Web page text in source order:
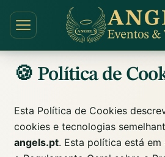
🍪 Política de
Esta Política de Cookies
cookies e tecnologias
angels.pt. Esta política está